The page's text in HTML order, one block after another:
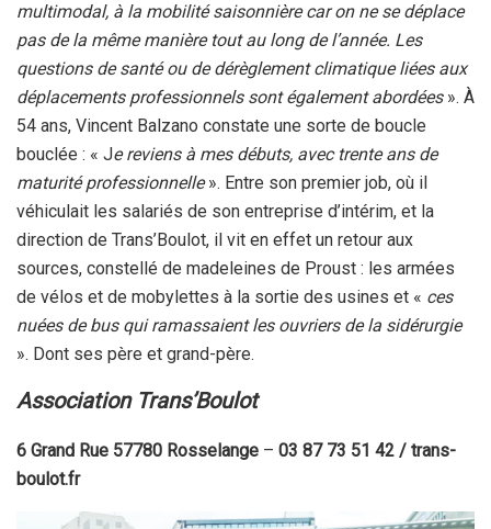
multimodal, à la mobilité saisonnière car on ne se déplace
pas de la même manière tout au long de l’année. Les
questions de santé ou de dérèglement climatique liées aux
déplacements professionnels sont également abordées ». À
54 ans, Vincent Balzano constate une sorte de boucle
bouclée : « Je reviens à mes débuts, avec trente ans de
maturité professionnelle». Entre son premier job, où il
véhiculait les salariés de son entreprise d’intérim, et la
direction de Trans’Boulot, il vit en effet un retour aux
sources, constellé de madeleines de Proust : les armées
de vélos et de mobylettes à la sortie des usines et « ces
nuées de bus qui ramassaient les ouvriers de la sidérurgie
». Dont ses père et grand-père.
Association Trans’Boulot
6 Grand Rue 57780 Rosselange – 03 87 73 51 42 / trans-
boulot.fr